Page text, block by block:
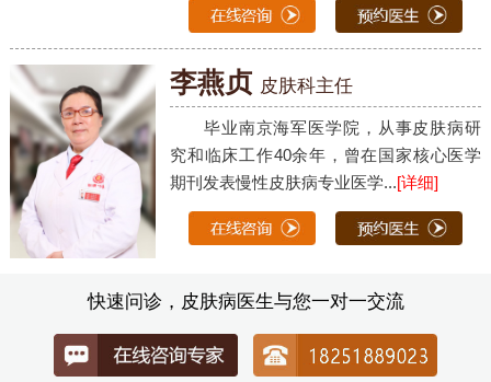
李燕贞 皮肤科主任
毕业南京海军医学院，从事皮肤病研
究和临床工作40余年，曾在国家核心医学
期刊发表慢性皮肤病专业医学...[详细]
快速问诊，皮肤病医生与您一对一交流